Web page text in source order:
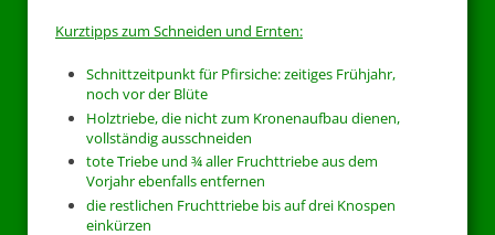
Kurztipps zum Schneiden und Ernten:
Schnittzeitpunkt für Pfirsiche: zeitiges Frühjahr,
noch vor der Blüte
Holztriebe, die nicht zum Kronenaufbau dienen,
vollständig ausschneiden
tote Triebe und ¾ aller Fruchttriebe aus dem
Vorjahr ebenfalls entfernen
die restlichen Fruchttriebe bis auf drei Knospen
einkürzen